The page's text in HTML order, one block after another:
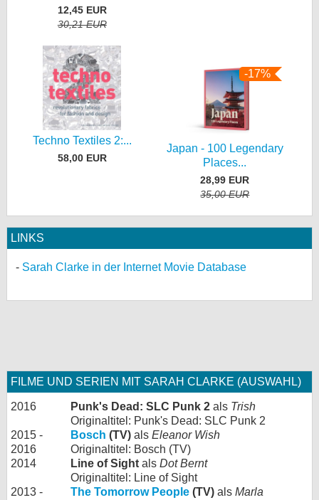
12,45 EUR
30,21 EUR
Techno Textiles 2:...
58,00 EUR
-17%
Japan - 100 Legendary
Places...
28,99 EUR
35,00 EUR
LINKS
Sarah Clarke in der Internet Movie Database
FILME UND SERIEN MIT SARAH CLARKE (AUSWAHL)
2016 Punk's Dead: SLC Punk 2 als Trish
Originaltitel: Punk's Dead: SLC Punk 2
2015 -
2016
Bosch (TV) als Eleanor Wish
Originaltitel: Bosch (TV)
2014
Line of Sight als Dot Bernt
Originaltitel: Line of Sight
2013 -
The Tomorrow People (TV) als Marla